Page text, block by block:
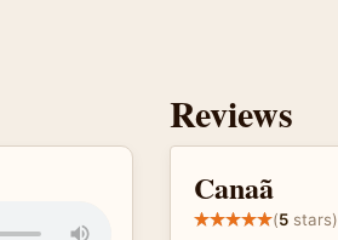
Reviews
Canaã
(5 stars)